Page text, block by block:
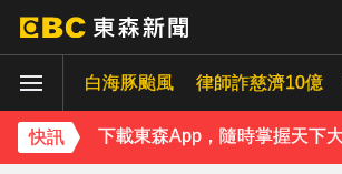
白海豚颱風 律師詐慈濟10億
快訊 下載東森App，隨時掌握天下大